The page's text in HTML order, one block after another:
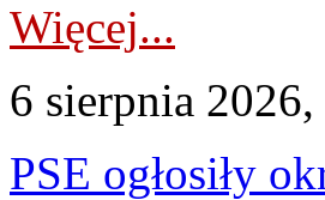
Więcej...
6 sierpnia
PSE ogłosiły